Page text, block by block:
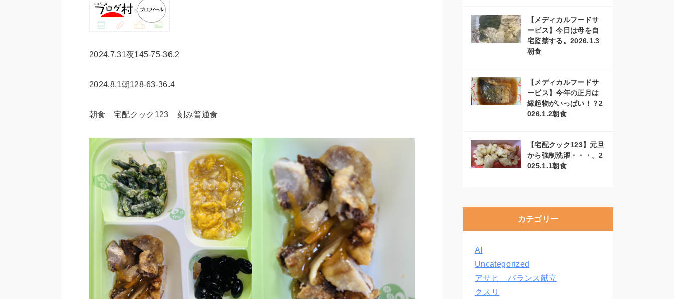
2024.7.31夜145-75-36.2
2024.8.1朝128-63-36.4
朝食 宅配クック123 刻み普通食
【メディカルフードサ
ービス】今日は母を自
宅監禁する。2026.1.3
朝食
【メディカルフードサ
ービス】今年の正月は
縁起物がいっぱい！？2
026.1.2朝食
【宅配クック123】元旦
から強制洗濯・・・。2
025.1.1朝食
カテゴリー
AI
Uncategorized
アサヒ バランス献立
クスリ